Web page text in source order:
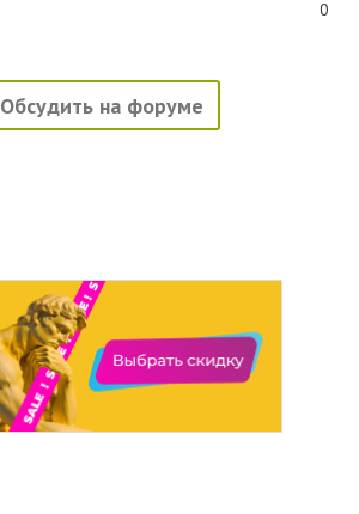
0
Обсудить на форуме